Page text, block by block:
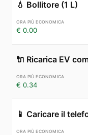
💧 Bollitore (1 L)
€ 0.00
🔌 Ricarica EV
€ 0.34
📱 Caricare il